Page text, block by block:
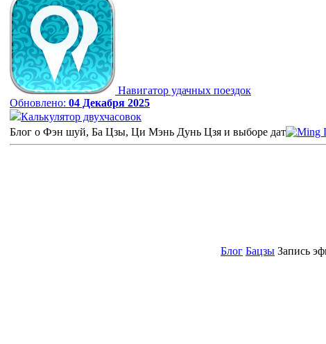
Навигатор удачных поездок
Обновлено: 04 Декабря 2025
Калькулятор двухчасовок
Блог о Фэн шуй, Ба Цзы, Ци Мэнь Дунь Цзя и выборе дат
Блог Бацзы Запись